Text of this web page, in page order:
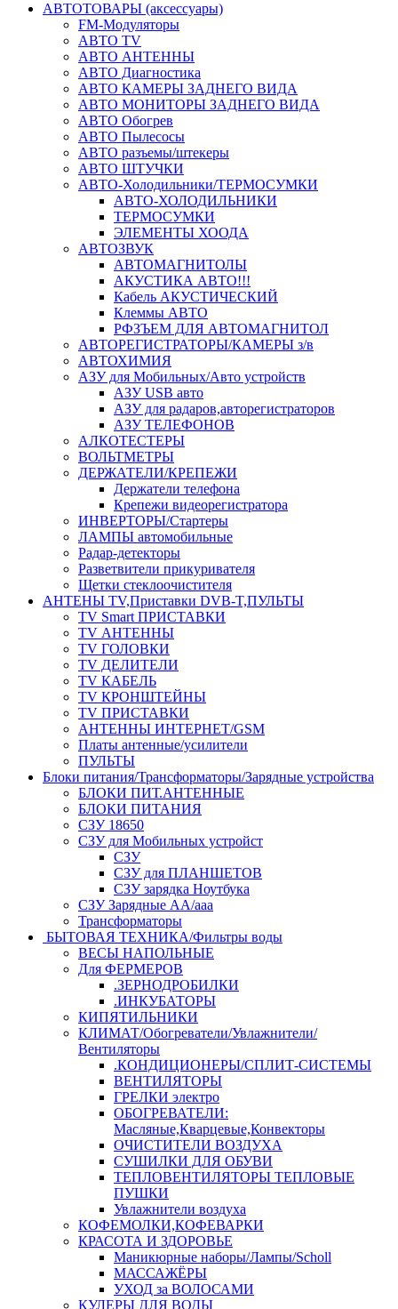
АВТОТОВАРЫ (аксессуары)
FM-Модуляторы
АВТО TV
АВТО АНТЕННЫ
АВТО Диагностика
АВТО КАМЕРЫ ЗАДНЕГО ВИДА
АВТО МОНИТОРЫ ЗАДНЕГО ВИДА
АВТО Обогрев
АВТО Пылесосы
АВТО разъемы/штекеры
АВТО ШТУЧКИ
АВТО-Холодильники/ТЕРМОСУМКИ
АВТО-ХОЛОДИЛЬНИКИ
ТЕРМОСУМКИ
ЭЛЕМЕНТЫ ХООДА
АВТОЗВУК
АВТОМАГНИТОЛЫ
АКУСТИКА АВТО!!!
Кабель АКУСТИЧЕСКИЙ
Клеммы АВТО
РФЗЪЕМ ДЛЯ АВТОМАГНИТОЛ
АВТОРЕГИСТРАТОРЫ/КАМЕРЫ з/в
АВТОХИМИЯ
АЗУ для Мобильных/Авто устройств
АЗУ USB авто
АЗУ для радаров,авторегистраторов
АЗУ ТЕЛЕФОНОВ
АЛКОТЕСТЕРЫ
ВОЛЬТМЕТРЫ
ДЕРЖАТЕЛИ/КРЕПЕЖИ
Держатели телефона
Крепежи видеорегистратора
ИНВЕРТОРЫ/Стартеры
ЛАМПЫ автомобильные
Радар-детекторы
Разветвители прикуривателя
Щетки стеклоочистителя
АНТЕНЫ ТV,Приставки DVB-T,ПУЛЬТЫ
TV Smart ПРИСТАВКИ
TV АНТЕННЫ
TV ГОЛОВКИ
TV ДЕЛИТЕЛИ
TV КАБЕЛЬ
TV КРОНШТЕЙНЫ
TV ПРИСТАВКИ
АНТЕННЫ ИНТЕРНЕТ/GSM
Платы антенные/усилители
ПУЛЬТЫ
Блоки питания/Трансформаторы/Зарядные устройства
БЛОКИ ПИТ.АНТЕННЫЕ
БЛОКИ ПИТАНИЯ
СЗУ 18650
СЗУ для Мобильных устройст
СЗУ
СЗУ для ПЛАНШЕТОВ
СЗУ зарядка Ноутбука
СЗУ Зарядные АА/ааа
Трансформаторы
БЫТОВАЯ ТЕХНИКА/Фильтры воды
ВЕСЫ НАПОЛЬНЫЕ
Для ФЕРМЕРОВ
.ЗЕРНОДРОБИЛКИ
.ИНКУБАТОРЫ
КИПЯТИЛЬНИКИ
КЛИМАТ/Обогреватели/Увлажнители/
Вентиляторы
.КОНДИЦИОНЕРЫ/СПЛИТ-СИСТЕМЫ
ВЕНТИЛЯТОРЫ
ГРЕЛКИ электро
ОБОГРЕВАТЕЛИ:
Масляные,Кварцевые,Конвекторы
ОЧИСТИТЕЛИ ВОЗДУХА
СУШИЛКИ ДЛЯ ОБУВИ
ТЕПЛОВЕНТИЛЯТОРЫ ТЕПЛОВЫЕ
ПУШКИ
Увлажнители воздуха
КОФЕМОЛКИ,КОФЕВАРКИ
КРАСОТА И ЗДОРОВЬЕ
Маникюрные наборы/Лампы/Scholl
МАССАЖЁРЫ
УХОД за ВОЛОСАМИ
КУЛЕРЫ ДЛЯ ВОДЫ